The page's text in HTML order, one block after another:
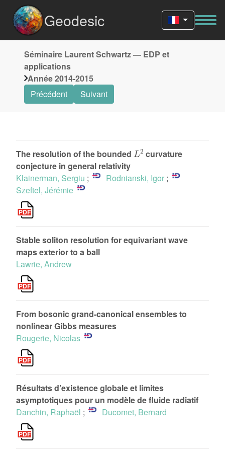
Geodesic
Séminaire Laurent Schwartz — EDP et
applications
Année 2014-2015
Précédent
Suivant
The resolution of the bounded
2
curvature
conjecture in general relativity
Klainerman, Sergiu ; Rodnianski, Igor ;
Szeftel, Jérémie
Stable soliton resolution for equivariant wave
maps exterior to a ball
Lawrie, Andrew
From bosonic grand-canonical ensembles to
nonlinear Gibbs measures
Rougerie, Nicolas
Résultats d’existence globale et limites
asymptotiques pour un modèle de fluide radiatif
Danchin, Raphaël ; Ducomet, Bernard